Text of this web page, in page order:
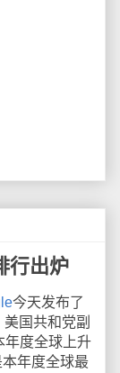
行出炉
今天发布了
国共和党副
年度全球上升
年度全球最